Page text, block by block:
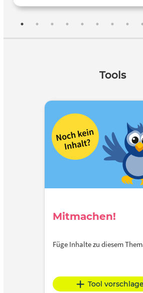
Tools
Mitmachen!
Füge Inhalte zu diesem
Tool